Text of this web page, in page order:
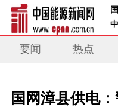
要闻 热点
国网漳县供电